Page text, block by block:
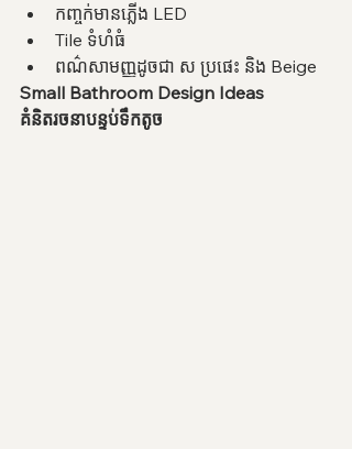
កញ្ចក់មានភ្លើង LED
Tile ទំហំធំ
ពណ៌សាមញ្ញដូចជា ស ប្រផេះ និង Beige
Small Bathroom Design Ideas
គំនិតរចនាបន្ទប់ទឹកតូច